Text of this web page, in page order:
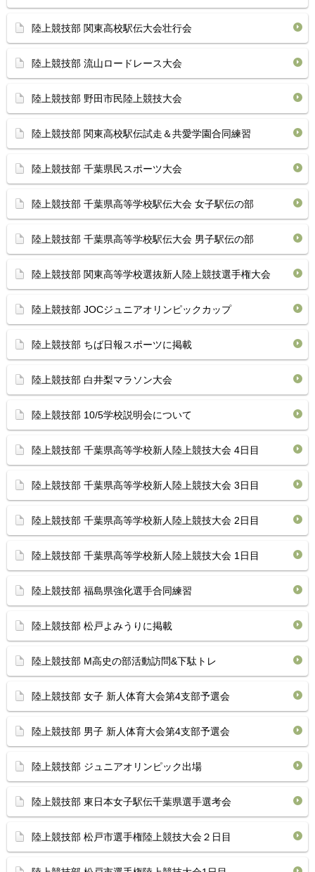
陸上競技部 関東高校駅伝大会壮行会
陸上競技部 流山ロードレース大会
陸上競技部 野田市民陸上競技大会
陸上競技部 関東高校駅伝試走＆共愛学園合同練習
陸上競技部 千葉県民スポーツ大会
陸上競技部 千葉県高等学校駅伝大会 女子駅伝の部
陸上競技部 千葉県高等学校駅伝大会 男子駅伝の部
陸上競技部 関東高等学校選抜新人陸上競技選手権大会
陸上競技部 JOCジュニアオリンピックカップ
陸上競技部 ちば日報スポーツに掲載
陸上競技部 白井梨マラソン大会
陸上競技部 10/5学校説明会について
陸上競技部 千葉県高等学校新人陸上競技大会 4日目
陸上競技部 千葉県高等学校新人陸上競技大会 3日目
陸上競技部 千葉県高等学校新人陸上競技大会 2日目
陸上競技部 千葉県高等学校新人陸上競技大会 1日目
陸上競技部 福島県強化選手合同練習
陸上競技部 松戸よみうりに掲載
陸上競技部 M高史の部活動訪問&下駄トレ
陸上競技部 女子 新人体育大会第4支部予選会
陸上競技部 男子 新人体育大会第4支部予選会
陸上競技部 ジュニアオリンピック出場
陸上競技部 東日本女子駅伝千葉県選手選考会
陸上競技部 松戸市選手権陸上競技大会２日目